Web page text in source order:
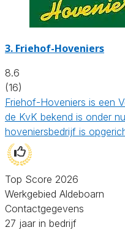
3. Friehof-Hoveniers
8.6
(16)
Friehof-Hoveniers is een
de KvK bekend is onder
hoveniersbedrijf is
Top Score 2026
Werkgebied Aldeboarn
Contactgegevens
27 jaar in bedrijf